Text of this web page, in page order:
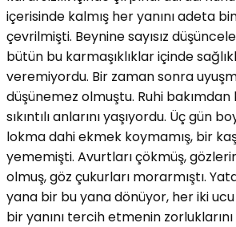
içerisinde kalmış her yanını adeta
çevrilmişti. Beynine sayısız
bütün bu karmaşıklıklar içinde
veremiyordu. Bir zaman sonra
düşünemez olmuştu. Ruhi bakımdan
sıkıntılı anlarını yaşıyordu. Üç gün
lokma dahi ekmek koymamış, bir
yememişti. Avurtları çökmüş,
olmuş, göz çukurları morarmıştı.
yana bir bu yana dönüyor, her iki ucu
bir yanını tercih etmenin zorluklarını